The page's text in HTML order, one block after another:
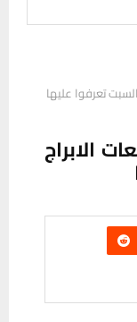
تعرفوا عليها
الابراج